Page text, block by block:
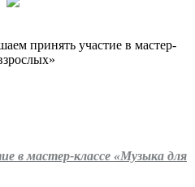
принять участие в мастер-
в мастер-классе «Музыка для